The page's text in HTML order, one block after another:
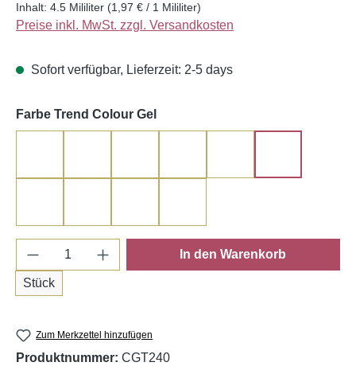
Inhalt: 4.5 Mililiter (1,97 € / 1 Mililiter)
Preise inkl. MwSt. zzgl. Versandkosten
Sofort verfügbar, Lieferzeit: 2-5 days
Farbe Trend Colour Gelauswählen
Produkt Anzahl: Gib den gewünschten
Stück
In den Warenkorb
Zum Merkzettel hinzufügen
Produktnummer: CGT240